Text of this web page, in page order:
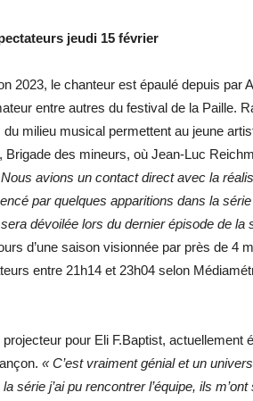
jeudi 15 février
2023, le chanteur est épaulé depuis par
entre autres du festival de la Paille.
du milieu musical permettent au jeune
Brigade des mineurs, où Jean-Luc
avions un contact direct avec la
par quelques apparitions dans la
dévoilée lors du dernier épisode de la
d’une saison visionnée par près de 4
entre 21h14 et 23h04 selon
pour Eli F.Baptist, actuellement
« C’est vraiment génial et un
série j’ai pu rencontrer l’équipe, ils